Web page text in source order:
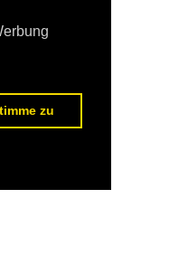
zu